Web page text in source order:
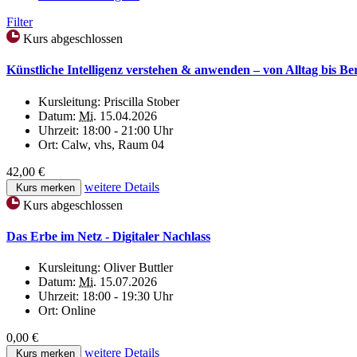
Filter
Kurs abgeschlossen
Künstliche Intelligenz verstehen & anwenden – von Alltag bis
Kursleitung: Priscilla Stober
Datum: Mi. 15.04.2026
Uhrzeit: 18:00 - 21:00 Uhr
Ort: Calw, vhs, Raum 04
42,00 €
Kurs merken
weitere Details
Kurs abgeschlossen
Das Erbe im Netz - Digitaler Nachlass
Kursleitung: Oliver Buttler
Datum: Mi. 15.07.2026
Uhrzeit: 18:00 - 19:30 Uhr
Ort: Online
0,00 €
Kurs merken weitere Details